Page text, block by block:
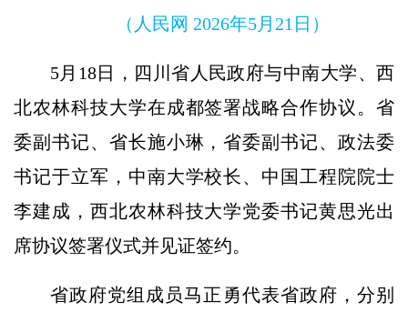
（人民网 2026年5月21日）
5月18日，四川省人民政府与中南大学、西
北农林科技大学在成都签署战略合作协议。省
委副书记、省长施小琳，省委副书记、政法委
书记于立军，中南大学校长、中国工程院院士
李建成，西北农林科技大学党委书记黄思光出
席协议签署仪式并见证签约。
省政府党组成员马正勇代表省政府，分别